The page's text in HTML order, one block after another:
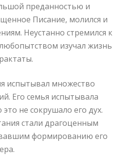
преданностью и
Писание, молился и
Неустанно стремился к
изучал жизнь
испытывал множество
Его семья испытывала
не сокрушало его дух.
стали драгоценным
формированию его